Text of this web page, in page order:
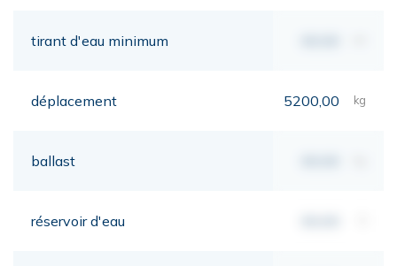
tirant d'eau minimum
déplacement 5200,00 kg
ballast
réservoir d'eau